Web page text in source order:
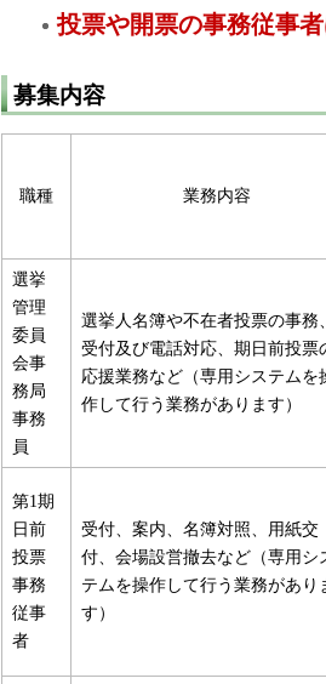
投票や開票の事務従事者
募集内容
職種 業務内容
選挙
管理
委員
会事
務局
事務
員
選挙人名簿や不在者投票の事務、
受付及び電話対応、期日前投票
応援業務など（専用システムを
作して行う業務があります）
第1期
日前
投票
事務
従事
者
受付、案内、名簿対照、用紙交
付、会場設営撤去など（専用シ
テムを操作して行う業務があり
す）